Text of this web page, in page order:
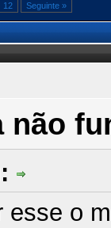
12 Seguinte »
não
esse o